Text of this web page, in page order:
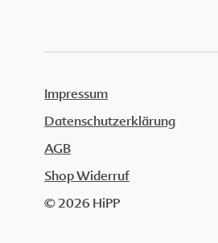
Impressum
Datenschutzerklärung
AGB
Shop Widerruf
© 2026 HiPP